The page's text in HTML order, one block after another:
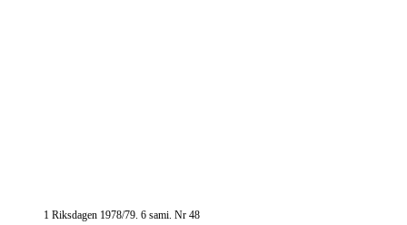
1 Riksdagen 1978/79. 6 sami. Nr 48